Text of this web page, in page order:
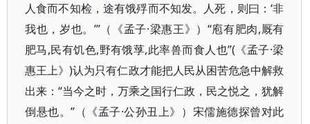
人食而不知检，途有饿殍而不知发。人死，则曰：‘非
我也，岁也。’”（《孟子·梁惠王》）“庖有肥肉,厩有
肥马,民有饥色,野有饿莩,此率兽而食人也”(《孟子·梁
惠王上》)认为只有仁政才能把人民从困苦危急中解救
出来：“当今之时，万乘之国行仁政，民之悦之，犹解
倒悬也。”（《孟子·公孙丑上》）宋儒施德探曾对此